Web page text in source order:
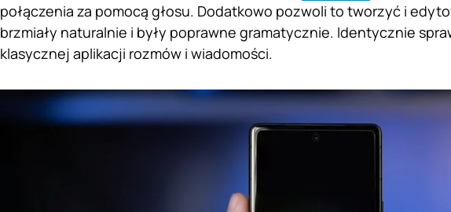
połączenia za pomocą głosu. Dodatkowo pozwoli to tworzyć i
brzmiały naturalnie i były poprawne gramatycznie. Identycznie
klasycznej aplikacji rozmów i wiadomości.